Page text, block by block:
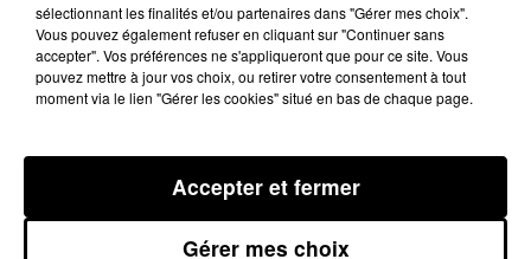
ACTUALITÉS
7 août 2026
Une plateforme qui transforme les étangs
AUDE ACTUALITÉS
7 août 2026
sélectionnant les finalités et/ou partenaires dans "Gérer mes choix".
Vous pouvez également refuser en cliquant sur "Continuer sans
accepter". Vos préférences ne s'appliqueront que pour ce site. Vous
pouvez mettre à jour vos choix, ou retirer votre consentement à tout
moment via le lien "Gérer les cookies" situé en bas de chaque page.
Gérer mes choix
Accepter et fermer